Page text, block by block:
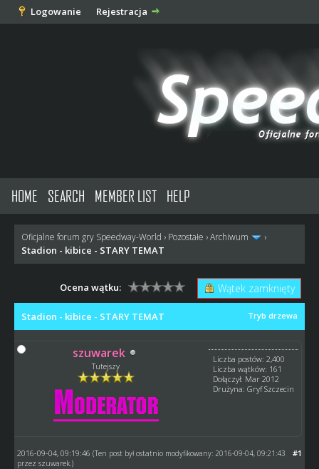
Logowanie Rejestracja
HOME SEARCH MEMBER LIST HELP
Oficjalne forum gry Speedway-World › Pozostałe ›Archiwum ›
Stadion - kibice - STARY TEMAT
Wątek zamknięty
Ocena wątku:
Tryb drzewa
Stadion - kibice - STARY TEMAT
szuwarek
Tutejszy
Liczba postów: 2,400
Liczba wątków: 161
Dołączył: Mar 2012
Drużyna: Gryf Szczecin
#1
2016-09-04, 09:19:46 (Ten post był ostatnio modyfikowany: 2016-09-04, 09:21:43
przez szuwarek.)